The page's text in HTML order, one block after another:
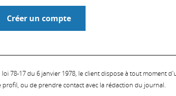
78-17 du 6 janvier 1978, le client dispose à tout moment
ou de prendre contact avec la rédaction du journal.